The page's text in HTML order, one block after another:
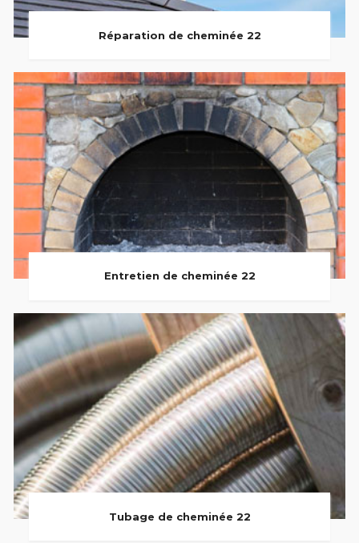
Réparation de cheminée 22
Entretien de cheminée 22
Tubage de cheminée 22